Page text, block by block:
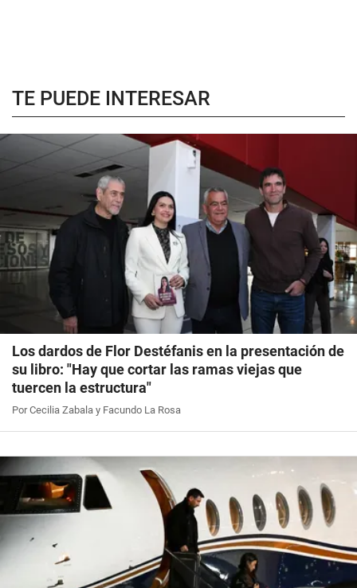
TE PUEDE INTERESAR
Los dardos de Flor Destéfanis en la presentación de
su libro: "Hay que cortar las ramas viejas que
tuercen la estructura"
Por Cecilia Zabala y Facundo La Rosa